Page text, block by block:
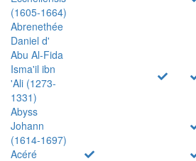
(1605-1664)
Abrenethée
Daniel d'
Abu Al-Fida
Isma'il ibn
'Ali (1273-
1331)
Abyss
Johann
(1614-1697)
Acéré